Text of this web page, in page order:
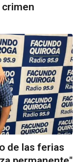
de las ferias